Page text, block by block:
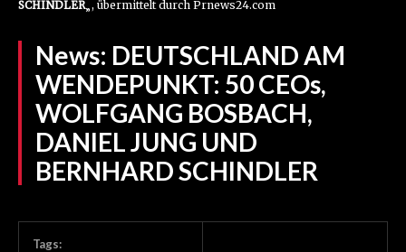
SCHINDLER„, übermittelt durch Prnews24.com
News: DEUTSCHLAND AM
WENDEPUNKT: 50 CEOs,
WOLFGANG BOSBACH,
DANIEL JUNG UND
BERNHARD SCHINDLER
Tags: